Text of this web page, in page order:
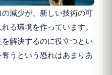
減少が、新しい技術の可
る環境を作っています。
解決するのに役立つとい
うという恐れはあまりあ